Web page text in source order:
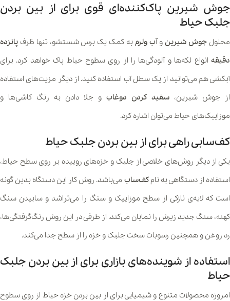
جوش شیرین پاک‌کننده‌ای قوی برای از بین بردن
جلبک حیاط
محلول جوش شیرینوآب ولرم به کمک یک برس شستشو، تنها ظرف پانزده
دقیقه انواع لکه‌ها و آلودگی‌ها را از روی سطوح حیاط پاک خواهد کرد. برای
آبکشی هم می‌توانید از یک سطل آب استفاده کنید. از دیگر مزیت‌‌های استفاده
از جوش شیرین، سفید کردن دوغاب و جلا دادن به رنگ کاشی‌ها و
موزاییک‌های حیاط می‌توان اشاره کرد.
کف‌سابی راهی برای از بین بردن جلبک حیاط
یکی از دیگر روش‌های خلاصی از جلبک و خزه‌های روییده بر روی سطح حیاط،
استفاده از دستگاهی به نامکف‌ساب می‌باشد. روش کار این دستگاه بدین گونه
است که لایه‌ی نازکی از سطح موزاییک و سنگ را می‌تراشد و سابیدن سنگ
کهنه، سنگ جدید زیرش را نمایان می‌کند. از طرفی در این روش رنگ‌گرفتگی‌ها،
رد روغن و همچنین رسوبات سخت جلبک و خزه را از سطح جدا می‌کند.
استفاده از شوینده‌های بازاری برای از بین بردن جلبک
حیاط
امروزه محصولات متنوع و شیمیایی برای از بین بردن خزه حیاط از روی سطوح